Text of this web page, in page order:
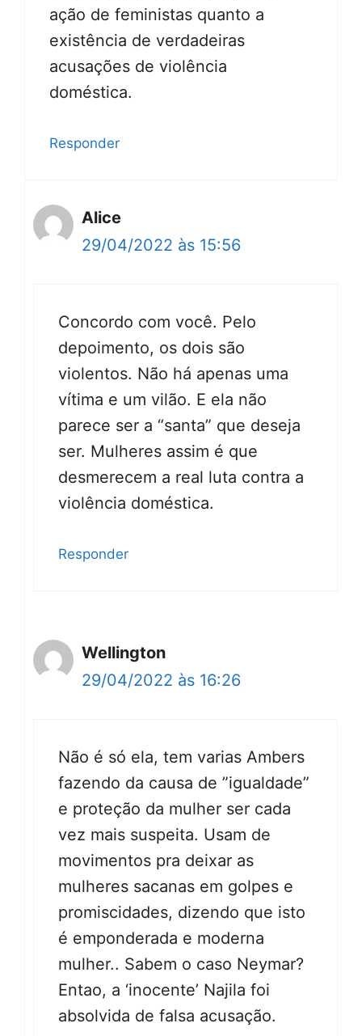
ação de feministas quanto a
existência de verdadeiras
acusações de violência
doméstica.
Responder
Alice
29/04/2022 às 15:56
Concordo com você. Pelo
depoimento, os dois são
violentos. Não há apenas uma
vítima e um vilão. E ela não
parece ser a “santa” que deseja
ser. Mulheres assim é que
desmerecem a real luta contra a
violência doméstica.
Responder
Wellington
29/04/2022 às 16:26
Não é só ela, tem varias Ambers
fazendo da causa de ”igualdade”
e proteção da mulher ser cada
vez mais suspeita. Usam de
movimentos pra deixar as
mulheres sacanas em golpes e
promiscidades, dizendo que isto
é emponderada e moderna
mulher.. Sabem o caso Neymar?
Entao, a ‘inocente’ Najila foi
absolvida de falsa acusação.